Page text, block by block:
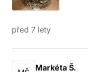
před 7 lety
Markéta Š.